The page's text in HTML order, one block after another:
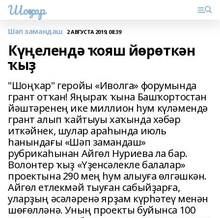
Шоңҡар
Шәп замандаш 2 АВГУСТА 2019, 08:39
Күңелендә ҡояш йөрөткән
ҡыҙ
"Шоңҡар" геройы «Иволга» форумында
грант отҡан! Яңыраҡ ҡына Башҡортостан
йәштәренең ике миллион һум күләмендә
грант алып ҡайтыуы хаҡында хәбәр
иткәйнек, шулар араһында июль
һанындағы «Шәп замандаш»
рубрикаһынан Айгөл Нуриева ла бар.
Волонтер ҡыҙ «Үҙенсәлекле балалар»
проектына 290 мең һум алыуға өлгәшкән.
Айгөл етлекмәй тыуған сабыйҙарға,
уларҙың әсәләренә ярҙам күрһәтеү менән
шөғөлләнә. Уның проекты буйынса 100